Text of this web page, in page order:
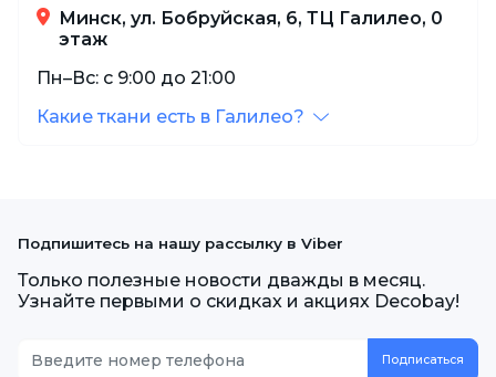
Минск, ул. Бобруйская, 6, ТЦ Галилео, 0
этаж
Пн–Вс: с 9:00 до 21:00
Какие ткани есть в Галилео?
Подпишитесь на нашу рассылку в Viber
Только полезные новости дважды в месяц.
Узнайте первыми о скидках и акциях Decobay!